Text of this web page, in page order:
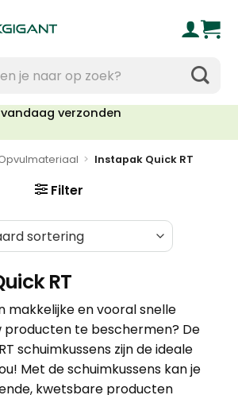
verzonden
> Instapak Quick RT
Filter
RT
makkelijke en vooral snelle
producten te beschermen? De
schuimkussens zijn de ideale
Met de schuimkussens kan je
kwetsbare producten